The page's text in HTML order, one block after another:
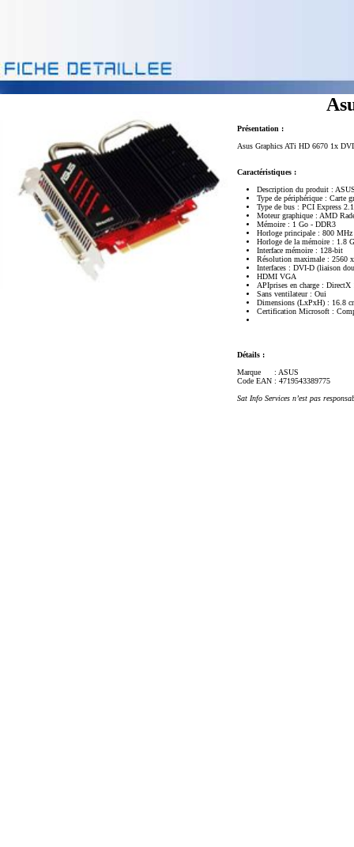
Présentation :
Asus Graphics ATi HD 6670 1x
Caractéristiques :
Description du produit :
Type de périphérique : Carte
Type de bus : PCI Express
Moteur graphique : AMD
Mémoire : 1 Go - DDR3
Horloge principale : 800 MHz
Horloge de la mémoire : 1.8
Interface mémoire : 128-bit
Résolution maximale : 2560
Interfaces : DVI-D (liaison
HDMI VGA
APIprises en charge : DirectX
Sans ventilateur : Oui
Dimensions (LxPxH) : 16.8
Certification Microsoft :
Détails :
Marque
: ASUS
Code EAN : 4719543389775
Sat Info Services n’est pas